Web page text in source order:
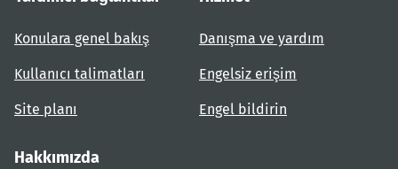
Konulara genel bakış
Kullanıcı talimatları
Site planı
Danışma ve yardım
Engelsiz erişim
Engel bildirin
Hakkımızda